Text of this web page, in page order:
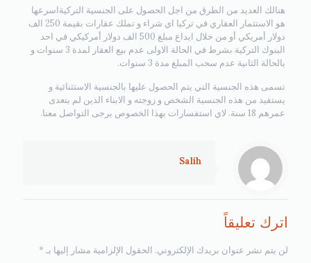
هنالك العديد من الطرق من اجل الحصول على الجنسية التركيةاسرعها
هو الاستثمار العقاري في تركيا اي شراء و تملك عقارات بقيمة 250 الف
دولار أمريكي أو من خلال ايداع مبلغ 500 الف دولار أمركيكي في احد
البنوك التركية بشرط في الحالة الاولى عدم بيع العقار لمدة 3 سنوات و
بالحالة الثانية عدم سحب المبلغ مدة 3 سنوات.
تسمى هذه الجنسية التي يتم الحصول عليها بالجنسية الاستثنائية و
يستفيد من هذه الجنسية الشخص و زوجته و الابناء الذين لم يتعدى
عمرهم 18 سنة. لاي استفسارات بهذا الخصوص يرجى التواصل معنا.
Salih
اترك تعليقاً
لن يتم نشر عنوان بريدك الإلكتروني. الحقول الإلزامية مشار إليها بـ *